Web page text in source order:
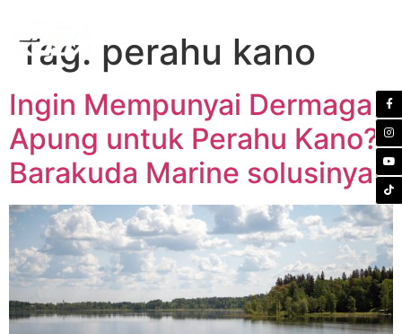
Tag: perahu kano
Ingin Mempunyai Dermaga
Apung untuk Perahu Kano?
Barakuda Marine solusinya!